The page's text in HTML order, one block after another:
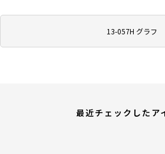
13-057H グラフ
最近チェックしたア